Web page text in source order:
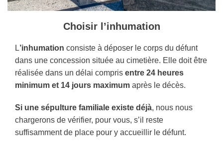
Choisir l’inhumation
L’inhumation consiste à déposer le corps du défunt
dans une concession située au cimetière. Elle doit être
réalisée dans un délai compris entre 24 heures
minimum et 14 jours maximum après le décès.
Si une sépulture familiale existe déjà, nous nous
chargerons de vérifier, pour vous, s’il reste
suffisamment de place pour y accueillir le défunt.